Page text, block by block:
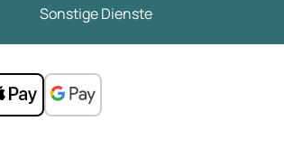
Sonstige Dienste